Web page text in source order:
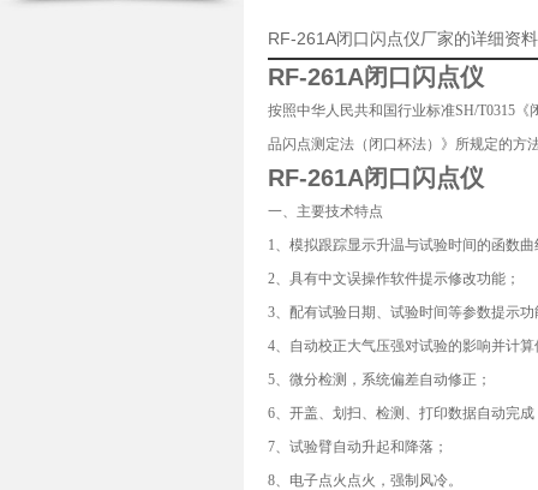
RF-261A闭口闪点仪厂家的详细资
RF-261A闭口闪点仪
按照中华人民共和国行业标准SH/T0315
品闪点测定法（闭口杯法）》所规定的方
RF-261A闭口闪点仪
一、 主要技术特点
1、模拟跟踪显示升温与试验时间的函数曲
2、具有中文误操作软件提示修改功能；
3、配有试验日期、试验时间等参数提示功
4、自动校正大气压强对试验的影响并计
5、微分检测，系统偏差自动修正；
6、开盖、划扫、检测、打印数据自动完成
7、试验臂自动升起和降落；
8、电子点火点火，强制风冷。